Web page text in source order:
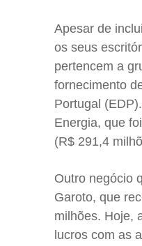
Apesar de
os seus
pertencem a
fornecimento
Portugal
Energia, que
(R$ 291,4
Outro negócio
Garoto, que
milhões. Hoje,
lucros com as